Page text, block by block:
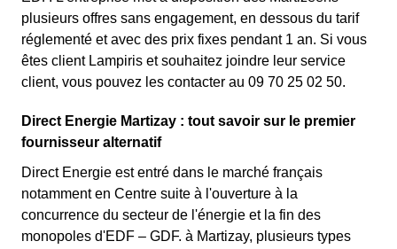
plusieurs offres sans engagement, en dessous du tarif
réglementé et avec des prix fixes pendant 1 an. Si vous
êtes client Lampiris et souhaitez joindre leur service
client, vous pouvez les contacter au 09 70 25 02 50.
Direct Energie Martizay : tout savoir sur le premier
fournisseur alternatif
Direct Energie est entré dans le marché français
notamment en Centre suite à l'ouverture à la
concurrence du secteur de l'énergie et la fin des
monopoles d'EDF – GDF. à Martizay, plusieurs types